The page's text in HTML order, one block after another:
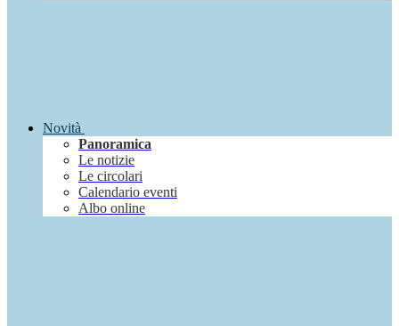
Novità
Panoramica
Le notizie
Le circolari
Calendario eventi
Albo online